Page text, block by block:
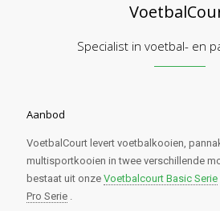
Specialist in voetbal- en
Aanbod
VoetbalCourt levert voetbalkooien,
multisportkooien in twee verschillende
bestaat uit onze Voetbalcourt Basic Serie
Pro Serie .